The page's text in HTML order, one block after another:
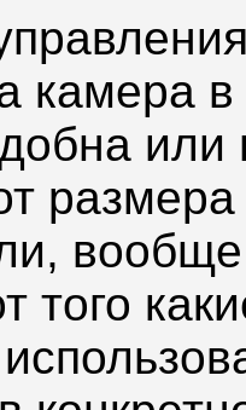
камера
или
того